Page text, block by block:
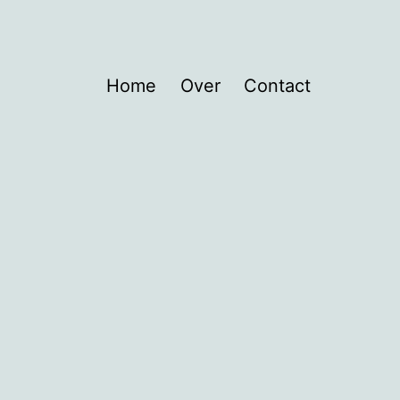
Home Over Contact